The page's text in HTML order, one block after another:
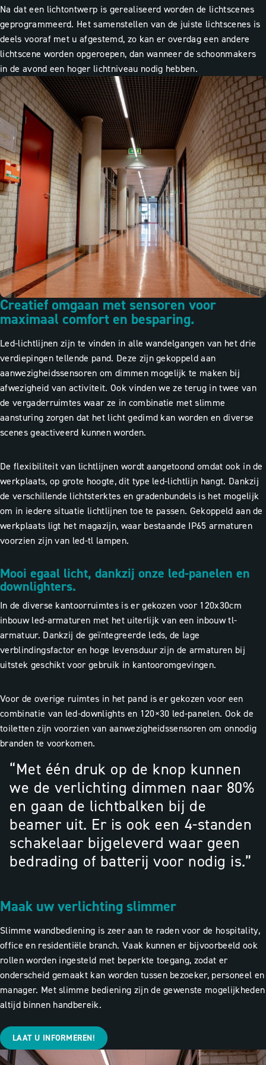
Na dat een lichtontwerp is gerealiseerd worden de lichtscenes
geprogrammeerd. Het samenstellen van de juiste lichtscenes is
deels vooraf met u afgestemd, zo kan er overdag een andere
lichtscene worden opgeroepen, dan wanneer de schoonmakers
in de avond een hoger lichtniveau nodig hebben.
Creatief omgaan met sensoren voor
maximaal comfort en besparing.
Led-lichtlijnen zijn te vinden in alle wandelgangen van het drie
verdiepingen tellende pand. Deze zijn gekoppeld aan
aanwezigheidssensoren om dimmen mogelijk te maken bij
afwezigheid van activiteit. Ook vinden we ze terug in twee van
de vergaderruimtes waar ze in combinatie met slimme
aansturing zorgen dat het licht gedimd kan worden en diverse
scenes geactiveerd kunnen worden.
De flexibiliteit van lichtlijnen wordt aangetoond omdat ook in de
werkplaats, op grote hoogte, dit type led-lichtlijn hangt. Dankzij
de verschillende lichtsterktes en gradenbundels is het mogelijk
om in iedere situatie lichtlijnen toe te passen. Gekoppeld aan de
werkplaats ligt het magazijn, waar bestaande IP65 armaturen
voorzien zijn van led-tl lampen.
Mooi egaal licht, dankzij onze led-panelen en
downlighters.
In de diverse kantoorruimtes is er gekozen voor 120x30cm
inbouw led-armaturen met het uiterlijk van een inbouw tl-
armatuur. Dankzij de geïntegreerde leds, de lage
verblindingsfactor en hoge levensduur zijn de armaturen bij
uitstek geschikt voor gebruik in kantooromgevingen.
Voor de overige ruimtes in het pand is er gekozen voor een
combinatie van led-downlights en 120×30 led-panelen. Ook de
toiletten zijn voorzien van aanwezigheidssensoren om onnodig
branden te voorkomen.
“Met één druk op de knop kunnen
we de verlichting dimmen naar 80%
en gaan de lichtbalken bij de
beamer uit. Er is ook een 4-standen
schakelaar bijgeleverd waar geen
bedrading of batterij voor nodig is.”
Maak uw verlichting slimmer
Slimme wandbediening is zeer aan te raden voor de hospitality,
office en residentiële branch. Vaak kunnen er bijvoorbeeld ook
rollen worden ingesteld met beperkte toegang, zodat er
onderscheid gemaakt kan worden tussen bezoeker, personeel en
manager. Met slimme bediening zijn de gewenste mogelijkheden
altijd binnen handbereik.
LAAT U INFORMEREN!